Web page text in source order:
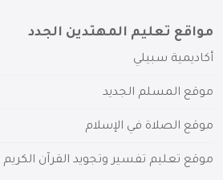
مواقع تعليم المهتدين الجدد
أكاديمية سبيلي
موقع المسلم الجديد
موقع الصلاة في الإسلام
موقع تعليم تفسير وتجويد القرآن الكريم